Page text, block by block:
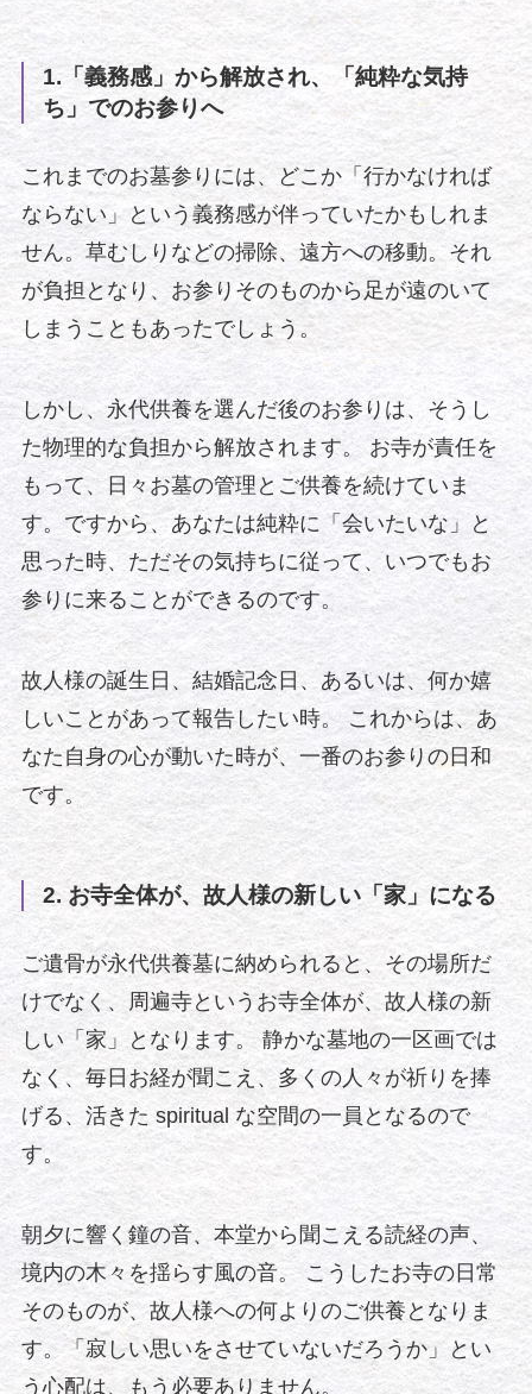
1.「義務感」から解放され、「純粋な気持
ち」でのお参りへ
これまでのお墓参りには、どこか「行かなければ
ならない」という義務感が伴っていたかもしれま
せん。草むしりなどの掃除、遠方への移動。それ
が負担となり、お参りそのものから足が遠のいて
しまうこともあったでしょう。
しかし、永代供養を選んだ後のお参りは、そうし
た物理的な負担から解放されます。 お寺が責任を
もって、日々お墓の管理とご供養を続けていま
す。ですから、あなたは純粋に「会いたいな」と
思った時、ただその気持ちに従って、いつでもお
参りに来ることができるのです。
故人様の誕生日、結婚記念日、あるいは、何か嬉
しいことがあって報告したい時。 これからは、あ
なた自身の心が動いた時が、一番のお参りの日和
です。
2. お寺全体が、故人様の新しい「家」になる
ご遺骨が永代供養墓に納められると、その場所だ
けでなく、周遍寺というお寺全体が、故人様の新
しい「家」となります。 静かな墓地の一区画では
なく、毎日お経が聞こえ、多くの人々が祈りを捧
げる、活きた spiritual な空間の一員となるので
す。
朝夕に響く鐘の音、本堂から聞こえる読経の声、
境内の木々を揺らす風の音。 こうしたお寺の日常
そのものが、故人様への何よりのご供養となりま
す。「寂しい思いをさせていないだろうか」とい
う心配は、もう必要ありません。